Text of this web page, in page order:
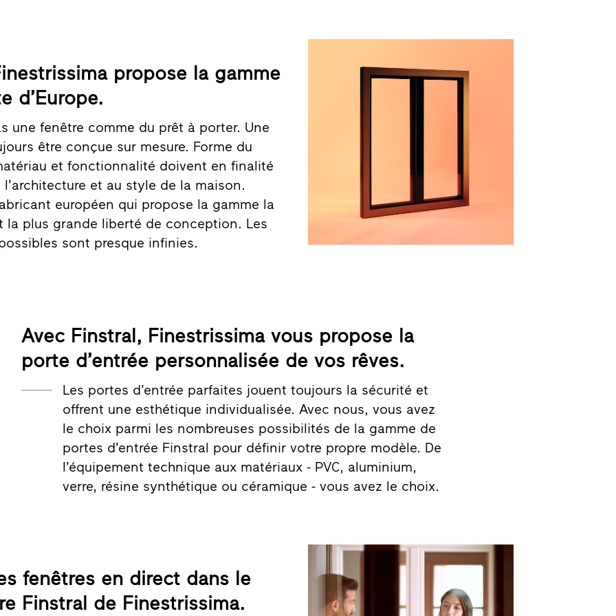
propose la gamme
d’Europe.
une fenêtre comme du prêt à porter. Une
être conçue sur mesure. Forme du
et fonctionnalité doivent en finalité
et au style de la maison.
européen qui propose la gamme la
la plus grande liberté de conception. Les
sont presque infinies.
Avec Finstral, Finestrissima vous propose la
porte d’entrée personnalisée de vos rêves.
Les portes d’entrée parfaites jouent toujours la sécurité et
offrent une esthétique individualisée. Avec nous, vous avez
le choix parmi les nombreuses possibilités de la gamme de
portes d’entrée Finstral pour définir votre propre modèle. De
l’équipement technique aux matériaux - PVC, aluminium,
verre, résine synthétique ou céramique - vous avez le choix.
fenêtres en direct dans le
Finstral de Finestrissima.